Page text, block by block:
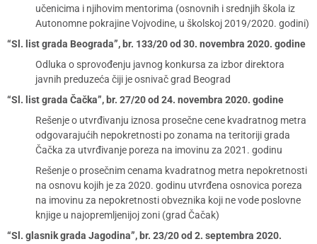
učenicima i njihovim mentorima (osnovnih i srednjih škola iz
Autonomne pokrajine Vojvodine, u školskoj 2019/2020. godini)
“Sl. list grada Beograda”, br. 133/20 od 30. novembra 2020. godine
Odluka o sprovođenju javnog konkursa za izbor direktora
javnih preduzeća čiji je osnivač grad Beograd
“Sl. list grada Čačka”, br. 27/20 od 24. novembra 2020. godine
Rešenje o utvrđivanju iznosa prosečne cene kvadratnog metra
odgovarajućih nepokretnosti po zonama na teritoriji grada
Čačka za utvrđivanje poreza na imovinu za 2021. godinu
Rešenje o prosečnim cenama kvadratnog metra nepokretnosti
na osnovu kojih je za 2020. godinu utvrđena osnovica poreza
na imovinu za nepokretnosti obveznika koji ne vode poslovne
knjige u najopremljenijoj zoni (grad Čačak)
“Sl. glasnik grada Jagodina”, br. 23/20 od 2. septembra 2020.